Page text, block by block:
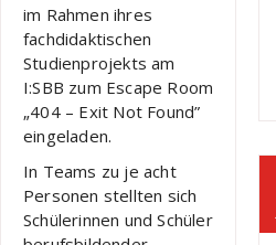
im Rahmen ihres
fachdidaktischen
Studienprojekts am
I:SBB zum Escape Room
„404 – Exit Not Found”
eingeladen.
In Teams zu je acht
Personen stellten sich
Schülerinnen und Schüler